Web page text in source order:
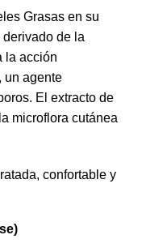
Grasas en su
de la
la acción
un agente
El extracto de
microflora cutánea
confortable y